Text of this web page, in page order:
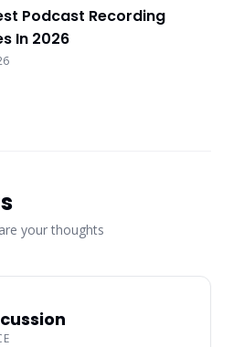
Podcast Recording
In 2026
your thoughts